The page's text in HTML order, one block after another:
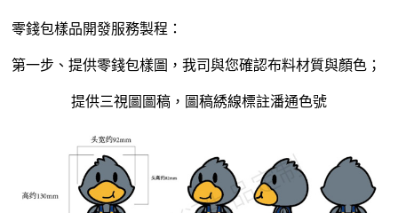
零錢包樣品開發服務製程：
第一步、提供零錢包樣圖，我司與您確認布料材質與顏色；
提供三視圖圖稿，圖稿綉線標註潘通色號